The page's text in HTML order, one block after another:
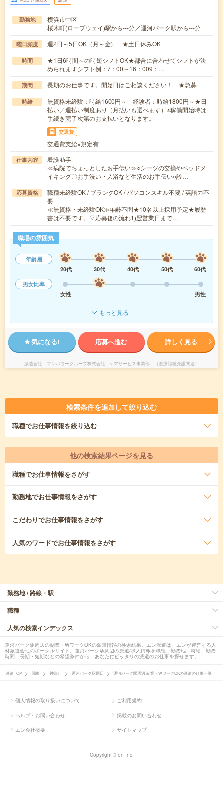
勤務地
横浜市中区
桜木町(ロープウェイ)駅から---分／運河パーク駅から---分
曜日頻度 週2日～5日OK（月～金） ★土日休みOK
時間
★1日6時間～の時短シフトOK★都合に合わせてシフトが決
められますシフト例：7：00～16：009：…
期間 長期のお仕事です。開始日はご相談ください！ ★急募
時給
無資格未経験：時給1600円～ 経験者：時給1800円～★日
払い／週払い制度あり（月払いも選べます）※稼働開始時は
手続き完了次第のお支払いとなります。
交通費
交通費支給※規定有
仕事内容
看護助手
≪病院でちょっとしたお手伝い≫○シーツの交換やベッドメ
イキング〇お手洗い・入浴など生活のお手伝い○診…
応募資格
職種未経験OK / ブランクOK / パソコンスキル不要 / 英語力不
要
≪無資格・未経験OK≫年齢不問★10名以上採用予定★履歴
書は不要です。▽応募後の流れ1)翌営業日まで…
職場の雰囲気
年齢層
20代
30代 40代 50代
60代
男女比率
女性
男性
もっと見る
気になる! 応募へ進む 詳しく見る
派遣会社 マンパワーグループ株式会社 ケアサービス事業部 （医療福祉介護関連）
検索条件を追加して絞り込む
職種でお仕事情報を絞り込む
他の検索結果ページを見る
職種でお仕事情報をさがす
勤務地でお仕事情報をさがす
こだわりでお仕事情報をさがす
人気のワードでお仕事情報をさがす
勤務地 / 路線・駅
職種
人気の検索インデックス
運河パーク駅周辺の副業・WワークOKの派遣情報の検索結果。エン派遣は、エンが運営する人
材派遣会社のポータルサイト。運河パーク駅周辺の派遣/求人情報を職種、勤務地、時給、勤務
時間、長期・短期などの希望条件から、あなたにピッタリの派遣のお仕事を探せます。
派遣TOP 関東 神奈川 運河パーク駅周辺 運河パーク駅周辺 副業・WワークOKの派遣の仕事一覧
個人情報の取り扱いについて ご利用規約
ヘルプ・お問い合わせ 掲載のお問い合わせ
エン会社概要 サイトマップ
Copyright © en Inc.